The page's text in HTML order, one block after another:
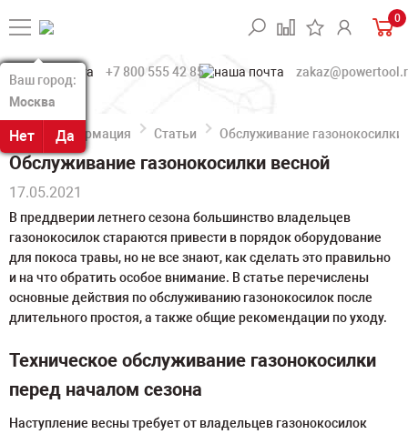
Ваш город:
Москва
Нет Да
Ваш город:
Москва
Нет Да
0
+7 800 555 42 85
Информация Статьи Обслуживание газонокосилки
Обслуживание газонокосилки весной
17.05.2021
В преддверии летнего сезона большинство владельцев
газонокосилок стараются привести в порядок оборудование
для покоса травы, но не все знают, как сделать это правильно
и на что обратить особое внимание. В статье перечислены
основные действия по обслуживанию газонокосилок после
длительного простоя, а также общие рекомендации по уходу.
Техническое обслуживание газонокосилки
перед началом сезона
Наступление весны требует от владельцев газонокосилок